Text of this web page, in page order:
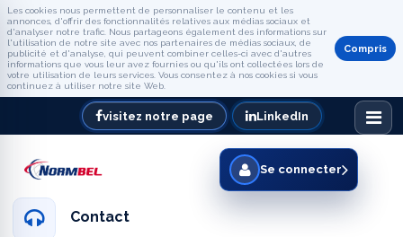
Les cookies nous permettent de personnaliser le contenu et les
annonces, d'offrir des fonctionnalités relatives aux médias sociaux et
d'analyser notre trafic. Nous partageons également des informations sur
l'utilisation de notre site avec nos partenaires de médias sociaux, de
publicité et d'analyse, qui peuvent combiner celles-ci avec d'autres
informations que vous leur avez fournies ou qu'ils ont collectées lors de
votre utilisation de leurs services. Vous consentez à nos cookies si vous
continuez à utiliser notre site Web.
Compris
visitez notre page LinkedIn
Contact
Se connecter